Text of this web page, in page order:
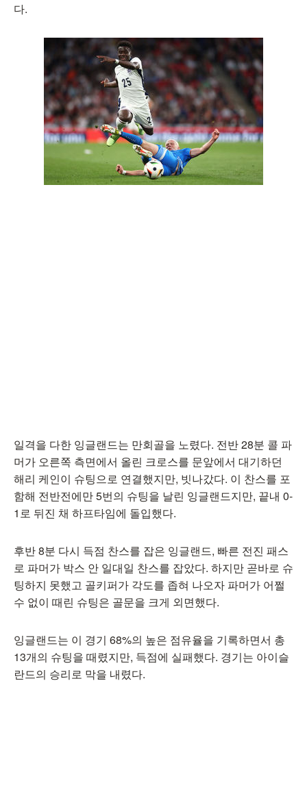
다.
일격을 다한 잉글랜드는 만회골을 노렸다. 전반 28분 콜 파
머가 오른쪽 측면에서 올린 크로스를 문앞에서 대기하던
해리 케인이 슈팅으로 연결했지만, 빗나갔다. 이 찬스를 포
함해 전반전에만 5번의 슈팅을 날린 잉글랜드지만, 끝내 0-
1로 뒤진 채 하프타임에 돌입했다.
후반 8분 다시 득점 찬스를 잡은 잉글랜드, 빠른 전진 패스
로 파머가 박스 안 일대일 찬스를 잡았다. 하지만 곧바로 슈
팅하지 못했고 골키퍼가 각도를 좁혀 나오자 파머가 어쩔
수 없이 때린 슈팅은 골문을 크게 외면했다.
잉글랜드는 이 경기 68%의 높은 점유율을 기록하면서 총
13개의 슈팅을 때렸지만, 득점에 실패했다. 경기는 아이슬
란드의 승리로 막을 내렸다.